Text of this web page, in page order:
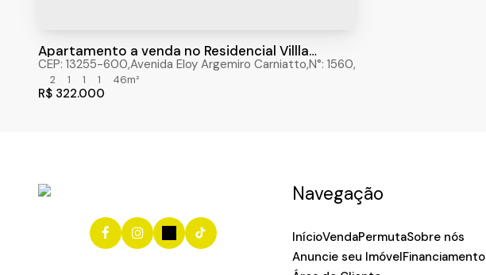
Apartamento a venda no Residencial Villla
Romana, Itatiba-SP
R$ 322.000
CEP: 13255-600,Avenida Eloy Argemiro Carniatto,N°: 1560,
2 1 1 1 46m²
Navegação
InícioVendaPermutaSobre nós
Anuncie seu ImóvelFinanciamento